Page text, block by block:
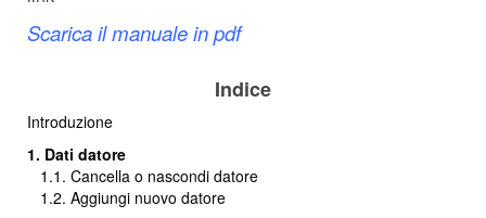
Scarica il manuale in pdf
Indice
Introduzione
1. Dati datore
1.1. Cancella o nascondi datore
1.2. Aggiungi nuovo datore